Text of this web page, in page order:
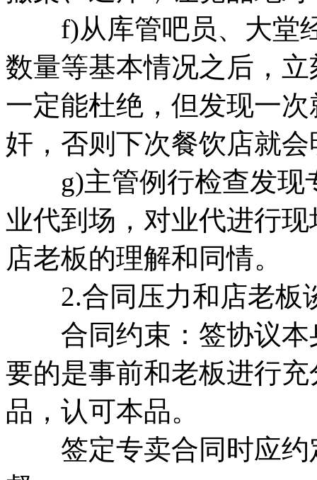
f)从库管吧员、大堂经
数量等基本情况之后，
一定能杜绝，但发现一
奸，否则下次餐饮店就
g)主管例行检查发现
业代到场，对业代进行
店老板的理解和同情。
2.合同压力和店老板
合同约束：签协议本
要的是事前和老板进行
品，认可本品。
签定专卖合同时应约